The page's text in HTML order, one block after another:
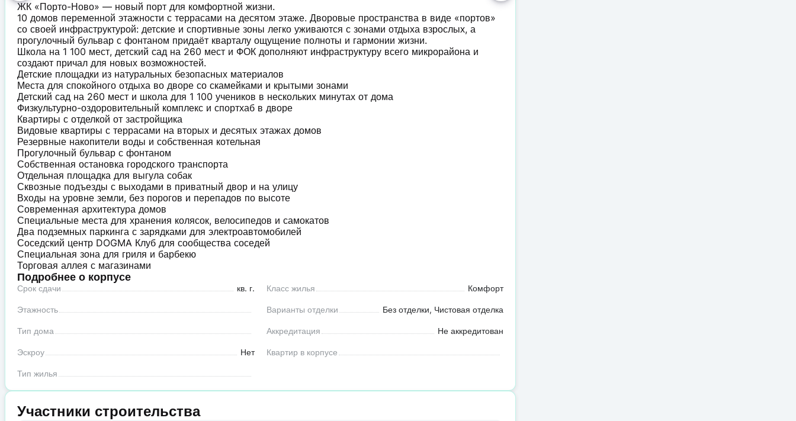
ЖК «Порто-Ново» — новый порт для комфортной жизни.
10 домов переменной этажности с террасами на десятом этаже. Дворовые пространства в виде «портов»
со своей инфраструктурой: детские и спортивные зоны легко уживаются с зонами отдыха взрослых, а
прогулочный бульвар с фонтаном придаёт кварталу ощущение полноты и гармонии жизни.
Школа на 1 100 мест, детский сад на 260 мест и ФОК дополняют инфраструктуру всего микрорайона и
создают причал для новых возможностей.
Детские площадки из натуральных безопасных материалов
Места для спокойного отдыха во дворе со скамейками и крытыми зонами
Детский сад на 260 мест и школа для 1 100 учеников в нескольких минутах от дома
Физкультурно-оздоровительный комплекс и спортхаб в дворе
Квартиры с отделкой от застройщика
Видовые квартиры с террасами на вторых и десятых этажах домов
Резервные накопители воды и собственная котельная
Прогулочный бульвар с фонтаном
Собственная остановка городского транспорта
Отдельная площадка для выгула собак
Сквозные подъезды с выходами в приватный двор и на улицу
Входы на уровне земли, без порогов и перепадов по высоте
Современная архитектура домов
Специальные места для хранения колясок, велосипедов и самокатов
Два подземных паркинга с зарядками для электроавтомобилей
Соседский центр DOGMA Клуб для сообщества соседей
Специальная зона для гриля и барбекю
Торговая аллея с магазинами
Подробнее о корпусе
Срок сдачи кв. г. Класс жилья Комфорт
Этажность Варианты отделки Без отделки, Чистовая отделка
Тип дома Аккредитация Не аккредитован
Эскроу Нет Квартир в корпусе
Тип жилья
Участники строительства